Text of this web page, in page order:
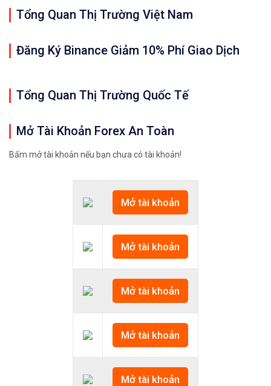
Tổng Quan Thị Trường Việt Nam
Đăng Ký Binance Giảm 10% Phí Giao Dịch
Tổng Quan Thị Trường Quốc Tế
Mở Tài Khoản Forex An Toàn
Bấm mở tài khoản nếu bạn chưa có tài khoản!
Mở tài khoản
Mở tài khoản
Mở tài khoản
Mở tài khoản
Mở tài khoản